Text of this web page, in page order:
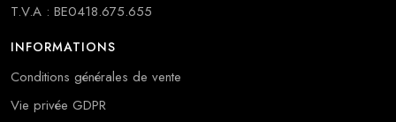
T.V.A : BE0418.675.655
INFORMATIONS
Conditions générales de vente
Vie privée GDPR